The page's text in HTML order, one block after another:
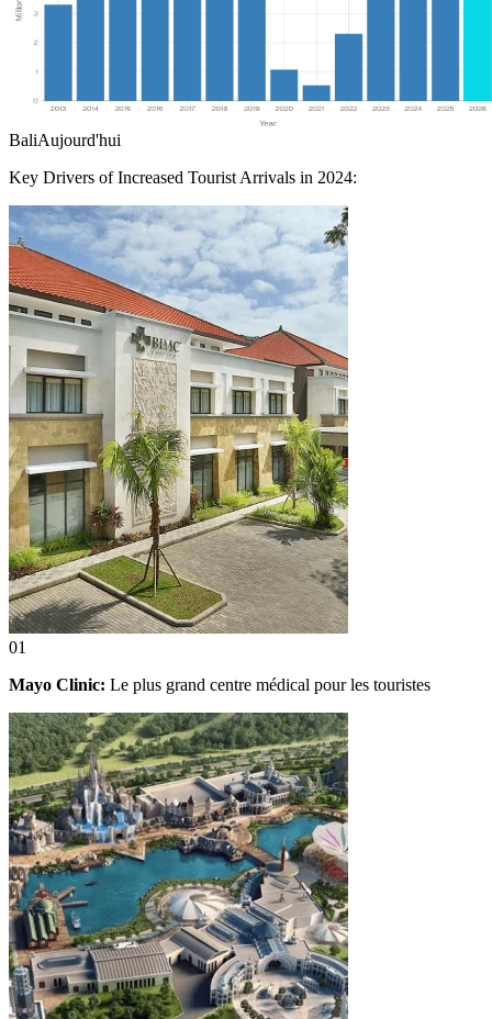
BaliAujourd'hui
Key Drivers of Increased Tourist Arrivals in 2024:
01
Mayo Clinic: Le plus grand centre médical pour les touristes